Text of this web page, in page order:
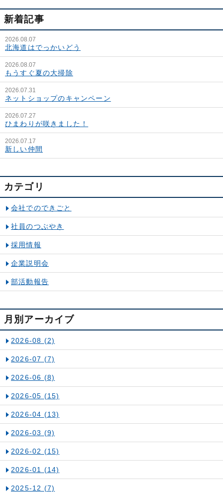
新着記事
2026.08.07
北海道はでっかいどう
2026.08.07
もうすぐ夏の大掃除
2026.07.31
ネットショップのキャンペーン
2026.07.27
ひまわりが咲きました！
2026.07.17
新しい仲間
カテゴリ
会社でのできごと
社員のつぶやき
採用情報
企業説明会
部活動報告
月別アーカイブ
2026-08 (2)
2026-07 (7)
2026-06 (8)
2026-05 (15)
2026-04 (13)
2026-03 (9)
2026-02 (15)
2026-01 (14)
2025-12 (7)